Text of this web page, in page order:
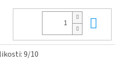
9/10